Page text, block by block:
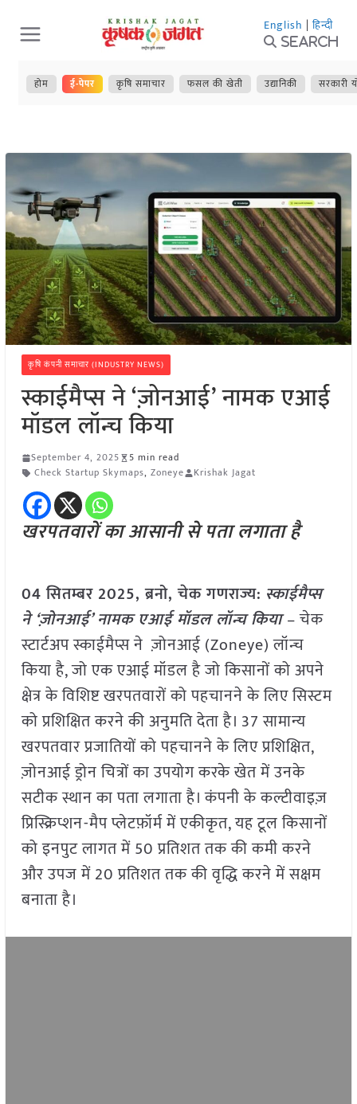
Skip
to
content
English | हिन्दी
Search
होम ई-पेपर कृषि समाचार फसल की खेती उद्यानिकी सरकारी
कृषि कंपनी समाचार (INDUSTRY NEWS)
स्काईमैप्स ने ‘ज़ोनआई’ नामक एआई
मॉडल लॉन्च किया
September 4, 2025
5 min read
Check Startup Skymaps, Zoneye Krishak Jagat
खरपतवारों का आसानी से पता लगाता है
04 सितम्बर 2025,ब्रनो, चेक गणराज्य: स्काईमैप्स
ने ‘ज़ोनआई’ नामक एआई मॉडल लॉन्च किया– चेक
स्टार्टअप स्काईमैप्स ने ज़ोनआई (Zoneye) लॉन्च
किया है, जो एक एआई मॉडल है जो किसानों को अपने
क्षेत्र के विशिष्ट खरपतवारों को पहचानने के लिए सिस्टम
को प्रशिक्षित करने की अनुमति देता है। 37 सामान्य
खरपतवार प्रजातियों को पहचानने के लिए प्रशिक्षित,
ज़ोनआई ड्रोन चित्रों का उपयोग करके खेत में उनके
सटीक स्थान का पता लगाता है। कंपनी के कल्टीवाइज़
प्रिस्क्रिप्शन-मैप प्लेटफ़ॉर्म में एकीकृत, यह टूल किसानों
को इनपुट लागत में 50 प्रतिशत तक की कमी करने
और उपज में 20 प्रतिशत तक की वृद्धि करने में सक्षम
बनाता है।